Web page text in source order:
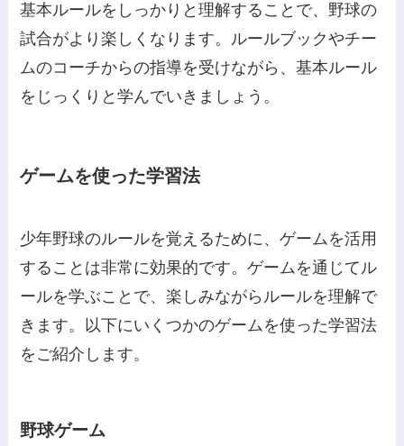
基本ルールをしっかりと理解することで、野球の
試合がより楽しくなります。ルールブックやチー
ムのコーチからの指導を受けながら、基本ルール
をじっくりと学んでいきましょう。
ゲームを使った学習法
少年野球のルールを覚えるために、ゲームを活用
することは非常に効果的です。ゲームを通じてル
ールを学ぶことで、楽しみながらルールを理解で
きます。以下にいくつかのゲームを使った学習法
をご紹介します。
野球ゲーム